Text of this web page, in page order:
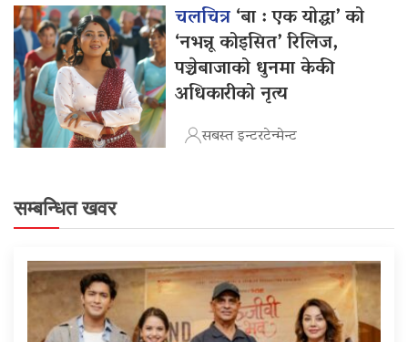
चलचित्र‘बा : एक योद्धा’ को
‘नभन्नू कोइसित’ रिलिज,
पञ्चेबाजाको धुनमा केकी
अधिकारीको नृत्य
सबस्त इन्टरटेन्मेन्ट
सम्बन्धित खवर